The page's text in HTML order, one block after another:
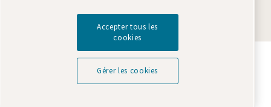
© 2026 Atlas Copco
Découvrez comment le groupe Atlas Copco met en
œuvre une technologie qui transforme l'avenir.
Visitez le site Web Atlas Copco Group
Accepter tous les
cookies
Gérer les cookies